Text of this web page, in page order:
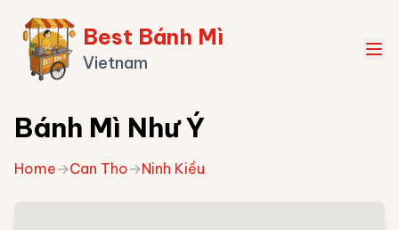
Best Bánh Mì
Vietnam
Bánh Mì Như Ý
Home→Can Tho→Ninh Kiều